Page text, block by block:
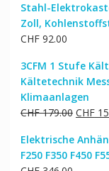
war:
CHF
Stahl-
Zoll,
CHF92.00
3CFM 1 Stufe
Kältetechnik
Klimaanlagen
CHF179.00
war:
CHF
CHF
Elektrische
F250 F350 F450